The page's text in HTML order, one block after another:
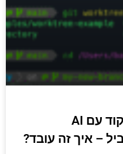
מדריך מעשי לכתיבת קוד עם AI